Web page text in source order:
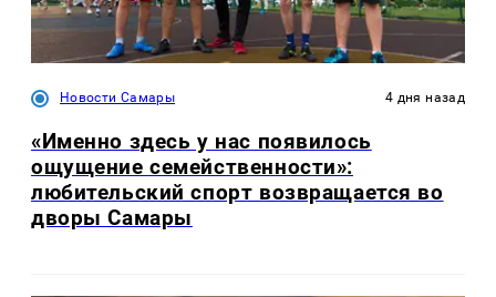
Новости Самары 4 дня назад
«Именно здесь у нас появилось
ощущение семейственности»:
любительский спорт возвращается во
дворы Самары